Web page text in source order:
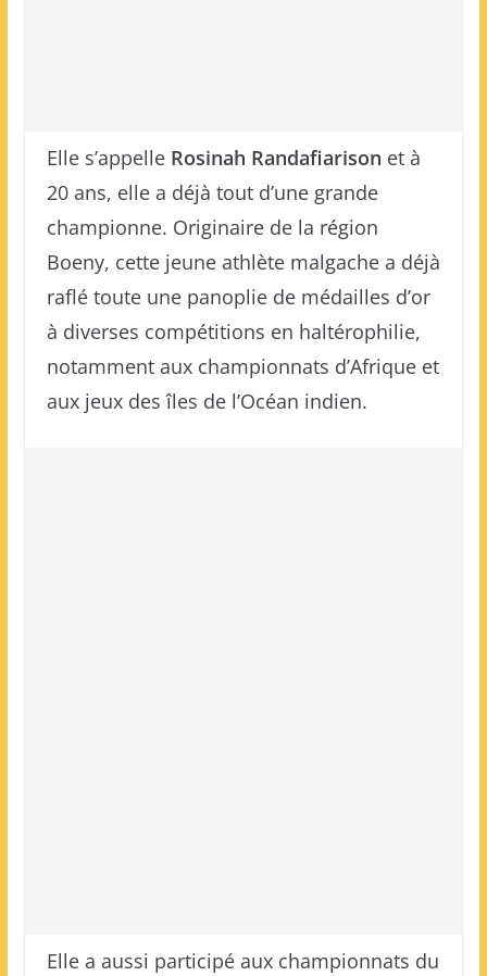
Elle s’appelle Rosinah Randafiarison et à
20 ans, elle a déjà tout d’une grande
championne. Originaire de la région
Boeny, cette jeune athlète malgache a déjà
raflé toute une panoplie de médailles d’or
à diverses compétitions en haltérophilie,
notamment aux championnats d’Afrique et
aux jeux des îles de l’Océan indien.
Elle a aussi participé aux championnats du